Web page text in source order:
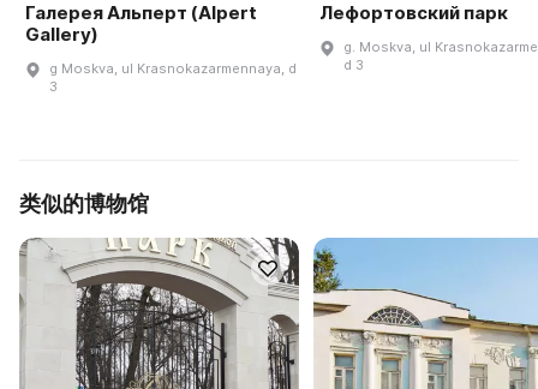
Галерея Альперт (Alpert
Gallery)
g Moskva, ul Krasnokazarmennaya, d
3
Лефортовский парк
g. Moskva, ul
d 3
类似的博物馆